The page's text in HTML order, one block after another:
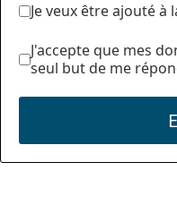
Je veux être ajouté à
J'accepte que mes
seul but de me